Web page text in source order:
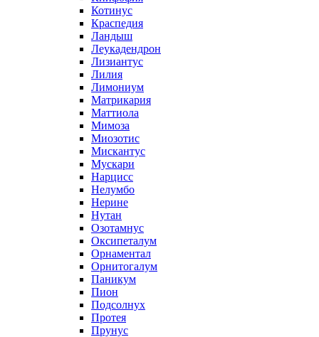
Котинус
Краспедия
Ландыш
Леукадендрон
Лизиантус
Лилия
Лимониум
Матрикария
Маттиола
Мимоза
Миозотис
Мискантус
Мускари
Нарцисс
Нелумбо
Нерине
Нутан
Озотамнус
Оксипеталум
Орнаментал
Орнитогалум
Паникум
Пион
Подсолнух
Протея
Прунус